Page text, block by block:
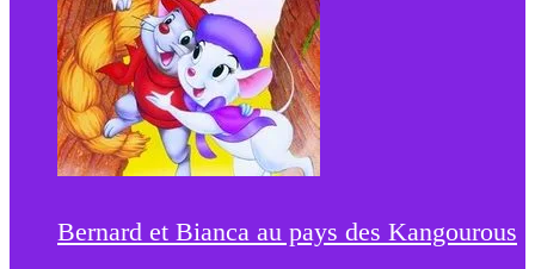
Bernard et Bianca au pays des Kangourous